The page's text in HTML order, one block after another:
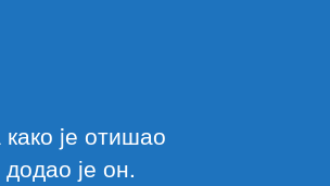
jе отишао
је он.